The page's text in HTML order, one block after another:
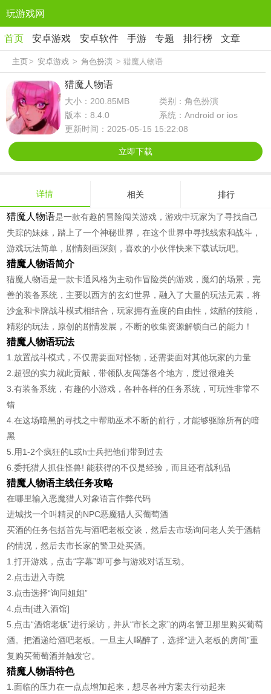
玩游戏网
首页 安卓游戏 安卓软件 手游 专题 排行榜 文章
主页> 安卓游戏 > 角色扮演 > 猎魔人物语
猎魔人物语
大小：200.85MB
类别：角色扮演
版本：8.4.0
系统：Android or ios
更新时间：2025-05-15 15:22:08
立即下载
详情 相关 排行
猎魔人物语是一款有趣的冒险闯关游戏，游戏中玩家为了寻找自己
失踪的妹妹，踏上了一个神秘世界，在这个世界中寻找线索和战斗，
游戏玩法简单，剧情刻画深刻，喜欢的小伙伴快来下载试玩吧。
猎魔人物语简介
猎魔人物语是一款卡通风格为主动作冒险类的游戏，魔幻的场景，完
善的装备系统，主要以西方的玄幻世界，融入了大量的玩法元素，将
沙盒和卡牌战斗模式相结合，玩家拥有盖度的自由性，炫酷的技能，
精彩的玩法，原创的剧情发展，不断的收集资源解锁自己的能力！
猎魔人物语玩法
1.放置战斗模式，不仅需要面对怪物，还需要面对其他玩家的力量
2.超强的实力就此贡献，带领队友闯荡各个地方，度过很难关
3.有装备系统，有趣的小游戏，各种各样的任务系统，可玩性非常不
错
4.在这场暗黑的寻找之中帮助巫术不断的前行，才能够驱除所有的暗
黑
5.用1-2个疯狂的L或h士兵把他们带到过去
6.委托猎人抓住怪兽! 能获得的不仅是经验，而且还有战利品
猎魔人物语主线任务攻略
在哪里输入恶魔猎人对象语言作弊代码
进城找一个叫精灵的NPC恶魔猎人买葡萄酒
买酒的任务包括首先与酒吧老板交谈，然后去市场询问老人关于酒精
的情况，然后去市长家的警卫处买酒。
1.打开游戏，点击“字幕”即可参与游戏对话互动。
2.点击进入寺院
3.点击选择“询问姐姐”
4.点击[进入酒馆]
5.点击“酒馆老板”进行采访，并从“市长之家”的两名警卫那里购买葡萄
酒。把酒递给酒吧老板。一旦主人喝醉了，选择“进入老板的房间”重
复购买葡萄酒并触发它。
猎魔人物语特色
1.面临的压力在一点点增加起来，想尽各种方案去行动起来